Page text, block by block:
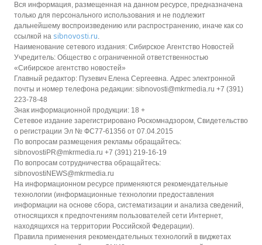
Вся информация, размещенная на данном ресурсе, предназначена
только для персонального использования и не подлежит
дальнейшему воспроизведению или распространению, иначе как со
ссылкой на sibnovosti.ru.
Наименование сетевого издания: Сибирское Агентство Новостей
Учредитель: Общество с ограниченной ответственностью
«Сибирское агентство новостей»
Главный редактор: Пузевич Елена Сергеевна. Адрес электронной
почты и номер телефона редакции: sibnovosti@mkrmedia.ru +7 (391)
223-78-48
Знак информационной продукции: 18 +
Сетевое издание зарегистрировано Роскомнадзором, Свидетельство
о регистрации Эл № ФС77-61356 от 07.04.2015
По вопросам размещения рекламы обращайтесь:
sibnovostiPR@mkrmedia.ru +7 (391) 219-16-19
По вопросам сотрудничества обращайтесь:
sibnovostiNEWS@mkrmedia.ru
На информационном ресурсе применяются рекомендательные
технологии (информационные технологии предоставления
информации на основе сбора, систематизации и анализа сведений,
относящихся к предпочтениям пользователей сети Интернет,
находящихся на территории Российской Федерации).
Правила применения рекомендательных технологий в виджетах